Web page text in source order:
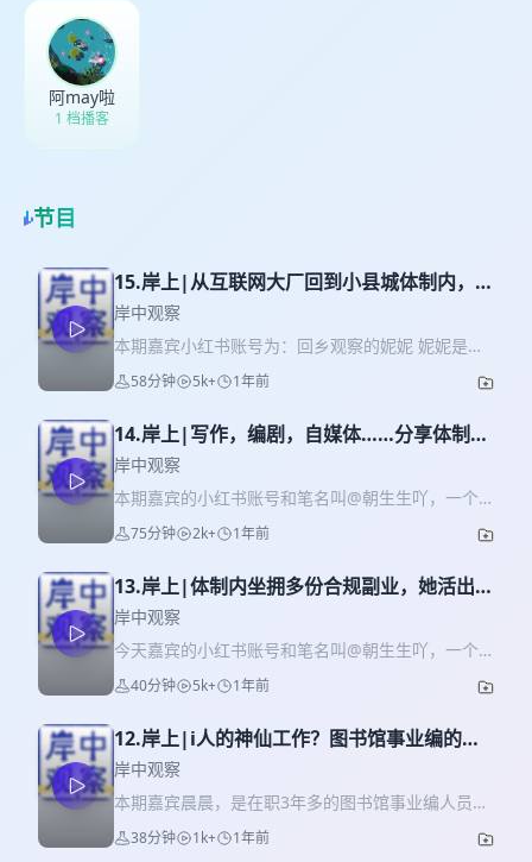
阿may啦
1 档播客
节目
15.岸上|从互联网大厂回到小县城体制内，她
后悔了吗？
岸中观察
本期嘉宾小红书账号为：回乡观察的妮妮 妮妮是研
究生，毕业后在上海的互联网大厂做产品运营，疫
情期间选择裸辞回到家乡备考，通过人才引进成功
线城市到十八线城市，从大厂到体制内，体验上应
该是天差地别。回到十八线城市，遇到工资降级、
没有社交圈子、领导同事的“打压”等问题，但当我让
她打分时，她给大厂工作打了5分，给体制内工作打
了6分。 “人生不必非得如何，去拥抱真实生活”，这
《无人知晓》第10期：让万物穿过自己 《知行小酒
馆》第110期：与张云帆聊《芒格之道》，对知识诚
实，是你能给自己最好的礼物 《看理想圆桌》第
314期：我们考公考研结婚生子上岸了，然后呢？ <
时间戳> 0:58 嘉宾快问快答 -上岸前- 1:45 互联网大
厂的工作体验 5:00 为什么决定回乡考编？ 7:59 为
了做决定，追问自己的5个问题 11:18 提前设想的大
城市VS小县城生活 14:09 如何上岸的？ 15:14 面试
如何准备和练习？ 17:35 给听众的考编建议？ -上岸
后- 18:57 事业编的工作情况 20:09 刷新了之前对体
25:23 工作体验打分：给大厂打5分，给体制内打6
58分钟 5k+ 1年前
14.岸上|写作，编剧，自媒体……分享体制内
开展副业的正确姿势
岸中观察
本期嘉宾的小红书账号和笔名叫@朝生生吖，一个
典型的INFP：才女，爱好广泛，不喜经营人际关
系。 我相信她拥有着令大多数INFP羡慕的人生：一
份副业，副业和主业收入持平，独立编剧的作品登
上荧幕…… 我问她：为什么折腾这么多副业？她回答
道：这些副业才是我的人生主旋律，而上班只是插
曲，未来希望能过上只工作不上班的人生。 本次嘉
宾访谈分为上下两期。本期为下期，展开聊了聊她
护嘉宾隐私，已对声音进行一定处理） <时间戳>
1:02 写作带来了哪些收益？ 04:21 写作的各种搞钱
方式，及适合新人投稿的渠道？ 12:30 如何从写作
圈进入到编剧圈？ 15:18 编剧与写作体验上的不
同？ 20:40 多重社会身份下，如何坚持写作？
75分钟 2k+ 1年前
13.岸上|体制内坐拥多份合规副业，她活出适
合INFP的搞钱人生（上）
岸中观察
今天嘉宾的小红书账号和笔名叫@朝生生吖，一个
典型的INFP：才女，爱好广泛，不喜经营人际关
系。 我相信她拥有着令大多数INFP羡慕的人生：一
份副业，副业和主业收入持平，独立编剧的作品登
上荧幕…… 她换了三份体制内的工作，才到达现在这
个暂时满意的位置。我问她：为什么折腾这么多副
业？她回答道：这些副业才是我的人生主旋律，而
上班只是插曲，未来希望能过上只工作不上班的人
40分钟 5k+ 1年前
12.岸上|i人的神仙工作？图书馆事业编的真
实体验分享
岸中观察
本期嘉宾晨晨，是在职3年多的图书馆事业编人员。
晨晨符合我对图书管理员的全部想象：爱读书，I
人，温柔少女。但她也有超出我想象的一面：热爱
38分钟 1k+ 1年前